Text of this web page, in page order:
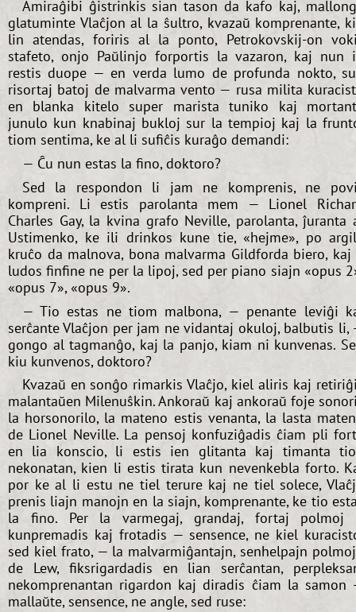
Amiraĝibi ĝistrinkis sian tason da kafo kaj,
glatuminte Vlaĉjon al la ŝultro, kvazaŭ komprenante,
lin atendas, foriris al la ponto, Petrokovskij-on
stafeto, onjo Paŭlinjo forportis la vazaron, kaj nun
restis duope — en verda lumo de profunda nokto,
risortaj batoj de malvarma vento — rusa milita
en blanka kitelo super marista tuniko kaj
junulo kun knabinaj bukloj sur la tempioj kaj la
tiom sentima, ke al li sufiĉis kuraĝo demandi:
— Ĉu nun estas la fino, doktoro?
Sed la respondon li jam ne komprenis, ne
kompreni. Li estis parolanta mem — Lionel
Charles Gay, la kvina grafo Neville, parolanta, ĵuranta
Ustimenko, ke ili drinkos kune tie, «hejme», po
kruĉo da malnova, bona malvarma Gildforda biero,
ludos finfine ne per la lipoj, sed per piano siajn «opus
«opus 7», «opus 9».
— Tio estas ne tiom malbona, — penante leviĝi
serĉante Vlaĉjon per jam ne vidantaj okuloj, balbutis li,
gongo al tagmanĝo, kaj la panjo, kiam ni kunvenas.
kiu kunvenos, doktoro?
Kvazaŭ en sonĝo rimarkis Vlaĉjo, kiel aliris kaj
malantaŭen Milenuŝkin. Ankoraŭ kaj ankoraŭ foje
la horsonorilo, la mateno estis venanta, la lasta
de Lionel Neville. La pensoj konfuziĝadis ĉiam pli
en lia konscio, li estis ien glitanta kaj timanta
nekonatan, kien li estis tirata kun nevenkebla forto.
por ke al li estu ne tiel terure kaj ne tiel solece,
prenis liajn manojn en la siajn, komprenante, ke tio
la fino. Per la varmegaj, grandaj, fortaj polmoj
kunpremadis kaj frotadis — sensence, ne kiel
sed kiel frato, — la malvarmiĝantajn, senhelpajn
de Lew, fiksrigardadis en lian serĉantan,
nekomprenantan rigardon kaj diradis ĉiam la samon
mallaŭte, sensence, ne angle, sed ruse: